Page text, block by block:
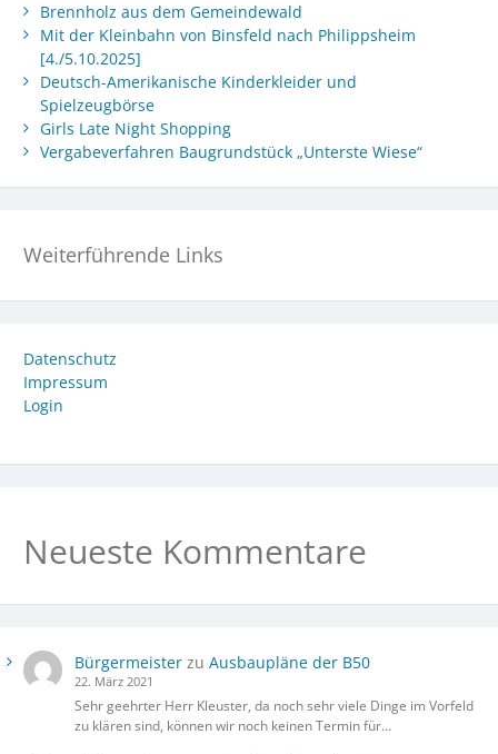
Brennholz aus dem Gemeindewald
Mit der Kleinbahn von Binsfeld nach Philippsheim
[4./5.10.2025]
Deutsch-Amerikanische Kinderkleider und
Spielzeugbörse
Girls Late Night Shopping
Vergabeverfahren Baugrundstück „Unterste Wiese“
Weiterführende Links
Datenschutz
Impressum
Login
Neueste Kommentare
Bürgermeisterzu Ausbaupläne der B50
22. März 2021
Sehr geehrter Herr Kleuster, da noch sehr viele Dinge im Vorfeld
zu klären sind, können wir noch keinen Termin für…